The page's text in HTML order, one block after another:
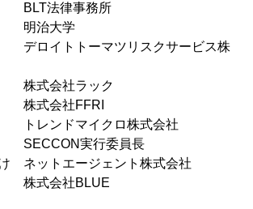
法律事務所
治大学
イトトーマツリスクサービス株
式会社ラック
式会社FFRI
ドマイクロ株式会社
実行委員長
ネットエージェント株式会社
式会社BLUE